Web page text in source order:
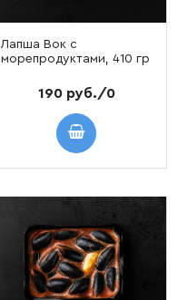
Лапша Вок с
морепродуктами, 410 гр
190 руб./0